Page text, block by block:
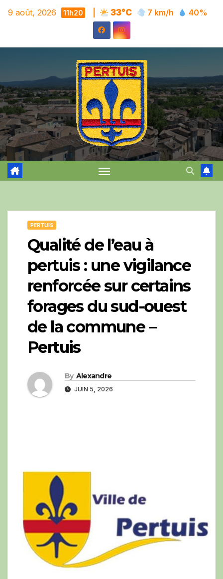
Skip
9 août, 2026 11h20 33°C 7 km/h 40%
PERTUIS
Qualité de l’eau à
pertuis : une vigilance
renforcée sur certains
forages du sud-ouest
de la commune –
Pertuis
By Alexandre
JUIN 5, 2026